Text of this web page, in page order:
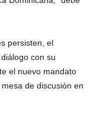
persisten, el
con su
el nuevo mandato
de discusión en